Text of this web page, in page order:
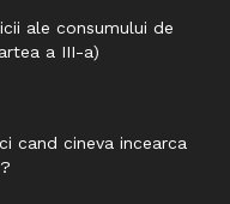
ale consumului de
a III-a)
cand cineva incearca